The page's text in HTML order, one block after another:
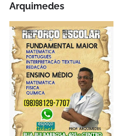
Arquimedes